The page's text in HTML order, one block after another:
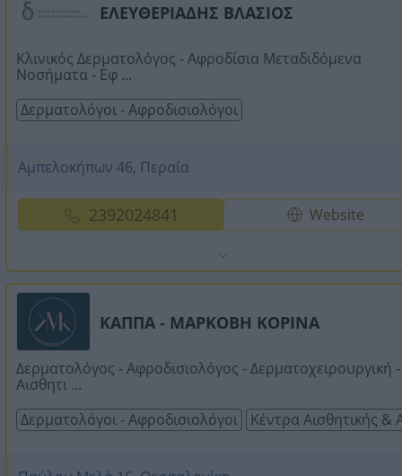
ΕΛΕΥΘΕΡΙΑΔΗΣ ΒΛΑΣΙΟΣ
Κλινικός Δερματολόγος - Αφροδίσια Μεταδιδόμενα
Νοσήματα - Εφ ...
Δερματολόγοι - Αφροδισιολόγοι
Αμπελοκήπων 46, Περαία
2392024841 Website
ΚΑΠΠΑ - ΜΑΡΚΟΒΗ ΚΟΡΙΝΑ
Δερματολόγος - Αφροδισιολόγος - Δερματοχειρουργική -
Αισθητι ...
Δερματολόγοι - Αφροδισιολόγοι
Κέντρα Αισθητικής &